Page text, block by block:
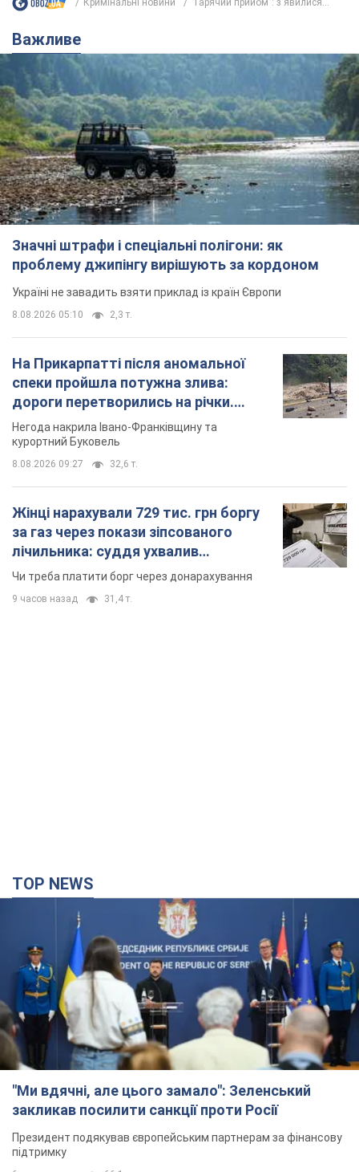
Значні штрафи і спеціальні полігони: як
проблему джипінгу вирішують за кордоном
Україні не завадить взяти приклад із країн Європи
8.08.2026 05:10 2,3 т.
На Прикарпатті після аномальної
спеки пройшла потужна злива:
дороги перетворились на річки.
Відео
Негода накрила Івано-Франківщину та
Жінці нарахували 729 тис. грн боргу
за газ через покази зіпсованого
лічильника: суддя ухвалив
неочікуване рішення
9 часов назад 31,4 т.
"Ми вдячні, але цього замало": Зеленський
закликав посилити санкції проти Росії
Президент подякував європейським партнерам за фінансову
підтримку
6 часов назад 66,1 т.
Україна придбала у Туреччини 70 балістичних
ракет і багато іншого озброєння: у Держдепі
США оприлюднили список
3 часа назад